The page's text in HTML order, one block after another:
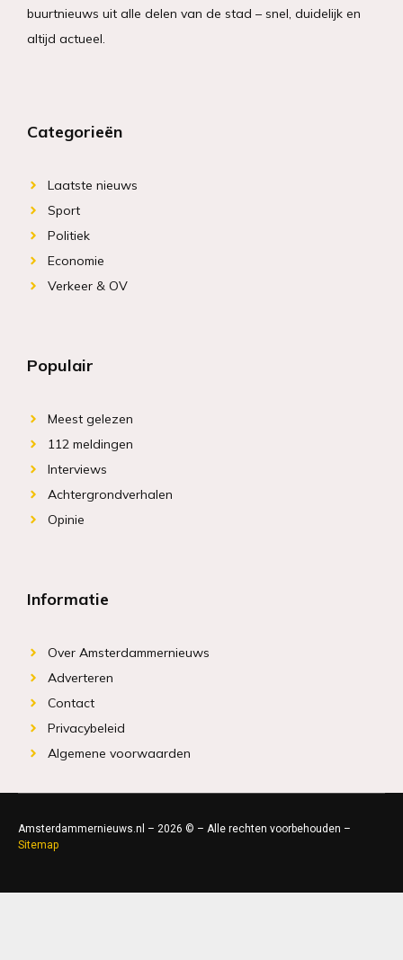
buurtnieuws uit alle delen van de stad – snel, duidelijk en
altijd actueel.
Categorieën
Laatste nieuws
Sport
Politiek
Economie
Verkeer & OV
Populair
Meest gelezen
112 meldingen
Interviews
Achtergrondverhalen
Opinie
Informatie
Over Amsterdammernieuws
Adverteren
Contact
Privacybeleid
Algemene voorwaarden
Amsterdammernieuws.nl – 2026 © – Alle rechten voorbehouden –
Sitemap